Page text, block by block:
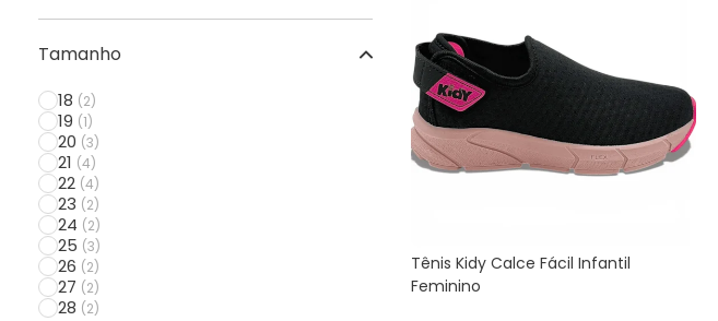
Tamanho
18 (2)
19 (1)
20 (3)
21 (4)
22 (4)
23 (2)
24 (2)
25 (3)
26 (2)
27 (2)
28 (2)
Tênis Kidy Calce Fácil Infantil
Feminino